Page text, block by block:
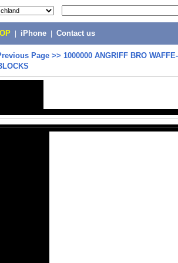
iPhone Contact us
Page >> 1000000 ANGRIFF BRO